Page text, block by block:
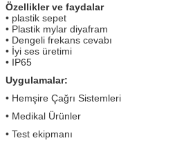
Özellikler ve faydalar
• plastik sepet
• Plastik mylar diyafram
• Dengeli frekans cevabı
• İyi ses üretimi
• IP65
Uygulamalar:
• Hemşire Çağrı Sistemleri
• Medikal Ürünler
• Test ekipmanı